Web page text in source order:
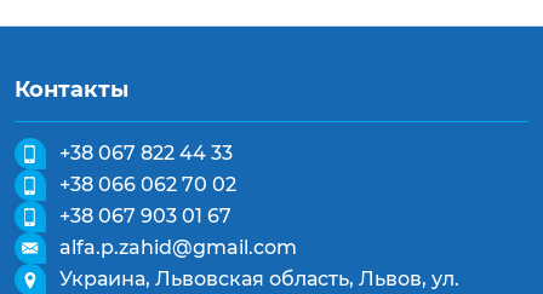
Контакты
+38 067 822 44 33
+38 066 062 70 02
+38 067 903 01 67
alfa.p.zahid@gmail.com
Украина, Львовская область, Львов, ул.